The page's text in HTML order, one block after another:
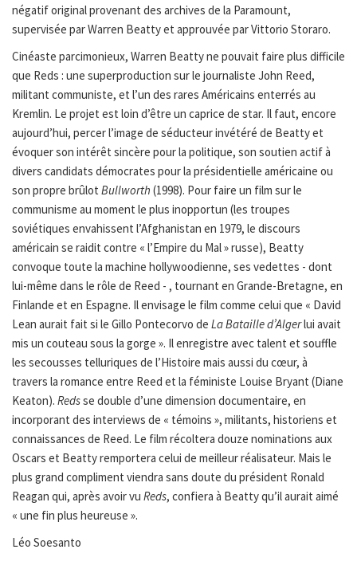
négatif original provenant des archives de la Paramount,
supervisée par Warren Beatty et approuvée par Vittorio Storaro.
Cinéaste parcimonieux, Warren Beatty ne pouvait faire plus difficile
que Reds : une superproduction sur le journaliste John Reed,
militant communiste, et l’un des rares Américains enterrés au
Kremlin. Le projet est loin d’être un caprice de star. Il faut, encore
aujourd’hui, percer l’image de séducteur invétéré de Beatty et
évoquer son intérêt sincère pour la politique, son soutien actif à
divers candidats démocrates pour la présidentielle américaine ou
son propre brûlot Bullworth (1998). Pour faire un film sur le
communisme au moment le plus inopportun (les troupes
soviétiques envahissent l’Afghanistan en 1979, le discours
américain se raidit contre « l’Empire du Mal » russe), Beatty
convoque toute la machine hollywoodienne, ses vedettes - dont
lui-même dans le rôle de Reed - , tournant en Grande-Bretagne, en
Finlande et en Espagne. Il envisage le film comme celui que « David
Lean aurait fait si le Gillo Pontecorvo de La Bataille d’Algerlui avait
mis un couteau sous la gorge ». Il enregistre avec talent et souffle
les secousses telluriques de l’Histoire mais aussi du cœur, à
travers la romance entre Reed et la féministe Louise Bryant (Diane
Keaton). Redsse double d’une dimension documentaire, en
incorporant des interviews de « témoins », militants, historiens et
connaissances de Reed. Le film récoltera douze nominations aux
Oscars et Beatty remportera celui de meilleur réalisateur. Mais le
plus grand compliment viendra sans doute du président Ronald
Reagan qui, après avoir vu Reds, confiera à Beatty qu’il aurait aimé
« une fin plus heureuse ».
Léo Soesanto